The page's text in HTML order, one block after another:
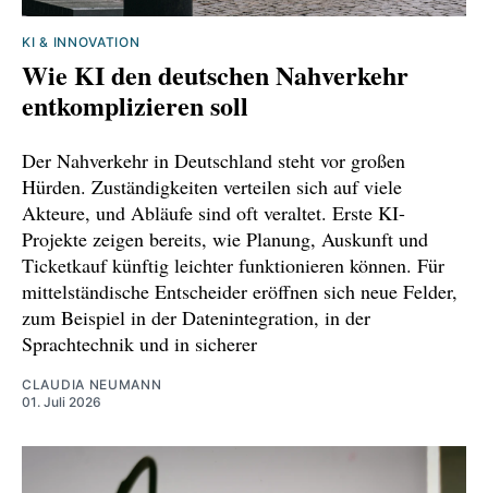
KI & INNOVATION
Wie KI den deutschen Nahverkehr
entkomplizieren soll
Der Nahverkehr in Deutschland steht vor großen
Hürden. Zuständigkeiten verteilen sich auf viele
Akteure, und Abläufe sind oft veraltet. Erste KI-
Projekte zeigen bereits, wie Planung, Auskunft und
Ticketkauf künftig leichter funktionieren können. Für
mittelständische Entscheider eröffnen sich neue Felder,
zum Beispiel in der Datenintegration, in der
Sprachtechnik und in sicherer
CLAUDIA NEUMANN
01. Juli 2026